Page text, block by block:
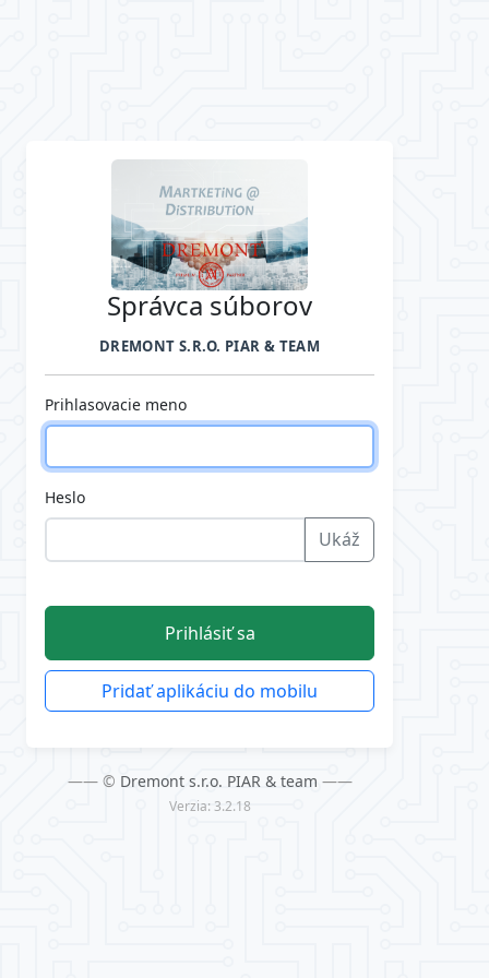
Správca súborov
DREMONT S.R.O. PIAR & TEAM
Prihlasovacie meno
Heslo
Ukáž
Prihlásiť sa
Pridať aplikáciu do mobilu
—— © Dremont s.r.o. PIAR & team ——
Verzia: 3.2.18